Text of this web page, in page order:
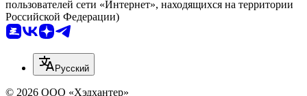
пользователей сети «Интернет», находящихся на территории
Российской Федерации)
Русский
© 2026 ООО «Хэдхантер»